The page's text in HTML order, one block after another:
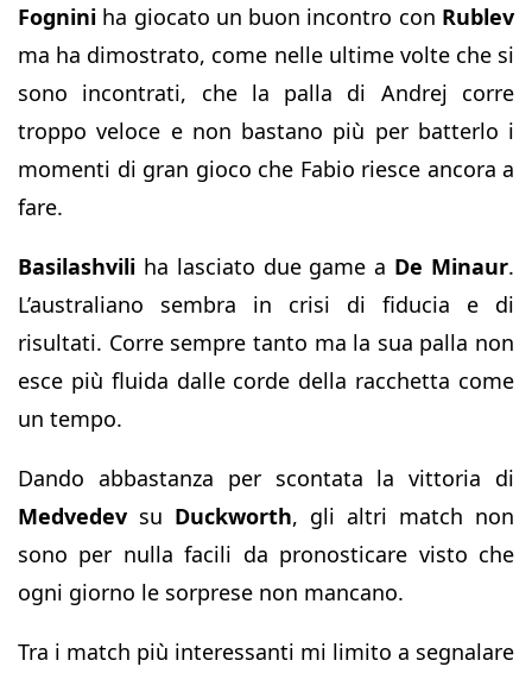
Fognini ha giocato un buon incontro con Rublev
ma ha dimostrato, come nelle ultime volte che si
sono incontrati, che la palla di Andrej corre
troppo veloce e non bastano più per batterlo i
momenti di gran gioco che Fabio riesce ancora a
fare.
Basilashvili ha lasciato due game a De Minaur.
L’australiano sembra in crisi di fiducia e di
risultati. Corre sempre tanto ma la sua palla non
esce più fluida dalle corde della racchetta come
un tempo.
Dando abbastanza per scontata la vittoria di
Medvedev su Duckworth, gli altri match non
sono per nulla facili da pronosticare visto che
ogni giorno le sorprese non mancano.
Tra i match più interessanti mi limito a segnalare